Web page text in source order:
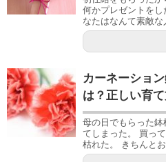
何かプレゼントを
なたはなんて素敵
カーネーショ
は？正しい育て
母の日でもらった
てしまった。 買っ
枯れた。 きちんとお